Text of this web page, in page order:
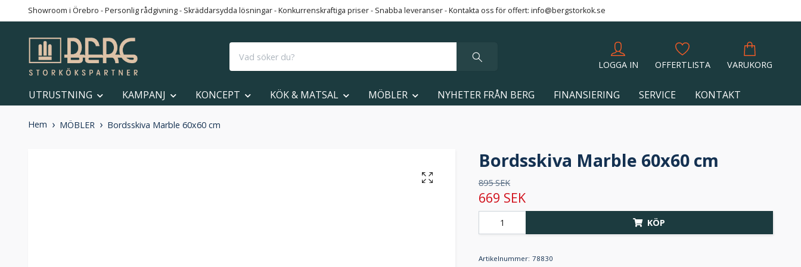
Showroom i Örebro - Personlig rådgivning - Skräddarsydda lösningar - Konkurrenskraftiga priser - Snabba leveranser - Kontakta oss för offert: info@bergstorkok.se
LOGGA IN OFFERTLISTA VARUKORG
UTRUSTNING KAMPANJ KONCEPT KÖK & MATSAL MÖBLER NYHETER FRÅN BERG FINANSIERING SERVICE KONTAKT
Hem MÖBLER Bordsskiva Marble 60x60 cm
Bordsskiva Marble 60x60 cm
895 SEK
669 SEK
KÖP
Artikelnummer: 78830